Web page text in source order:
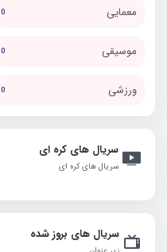
معمایی 0
موسیقی 0
ورزشی 0
سریال های کره ای
سریال های کره ای
سریال های بروز شده